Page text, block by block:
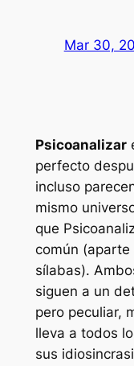
Mar 30,
Psicoanalizar
perfecto
incluso
mismo
que
común
sílabas).
siguen a un
pero peculiar,
lleva a todos
sus